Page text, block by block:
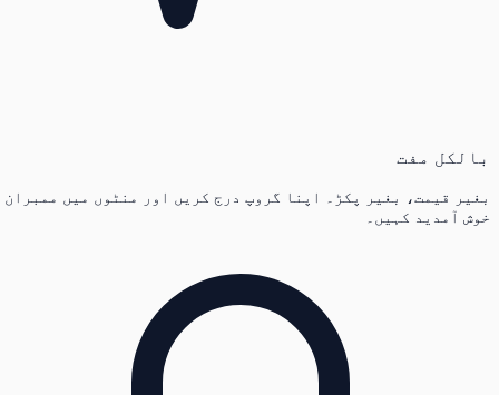
بالکل مفت
بغیر قیمت، بغیر پکڑ۔ اپنا گروپ درج کریں اور منٹوں میں ممبران
خوش آمدید کہیں۔